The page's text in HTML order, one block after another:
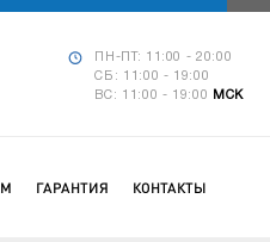
ПН-ПТ: 11:00 - 20:00
СБ: 11:00 - 19:00
ВС: 11:00 - 19:00
МСК
ГАРАНТИЯ КОНТАКТЫ